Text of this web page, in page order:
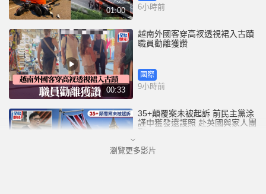
01:00 6小時前
00:33
越南外國客穿高衩透視裙入古蹟
職員勸離獲讚
國際
9小時前
35+顛覆案未被起訴 前民主黨涂
謹申獲發還護照 赴英國與家人團
港聞
瀏覽更多影片